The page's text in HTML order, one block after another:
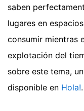
saben
lugares en
consumir mientras
explotación del
sobre este tema,
disponible en Hola!.